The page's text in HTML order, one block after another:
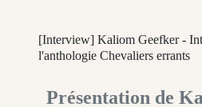
[Interview] Kaliom Geefker -
l'anthologie Chevaliers errants
Présentation de